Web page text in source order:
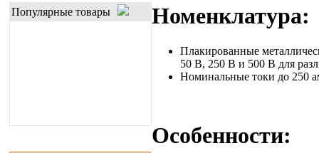
Популярные товары Номенклатура:
Плакированные
50 В, 250 В и 500 В для
Номинальные токи до 250
Особенности: